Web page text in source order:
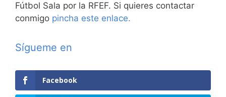
Fútbol Sala por la RFEF. Si quieres contactar
conmigo pincha este enlace.
Sígueme en
Facebook